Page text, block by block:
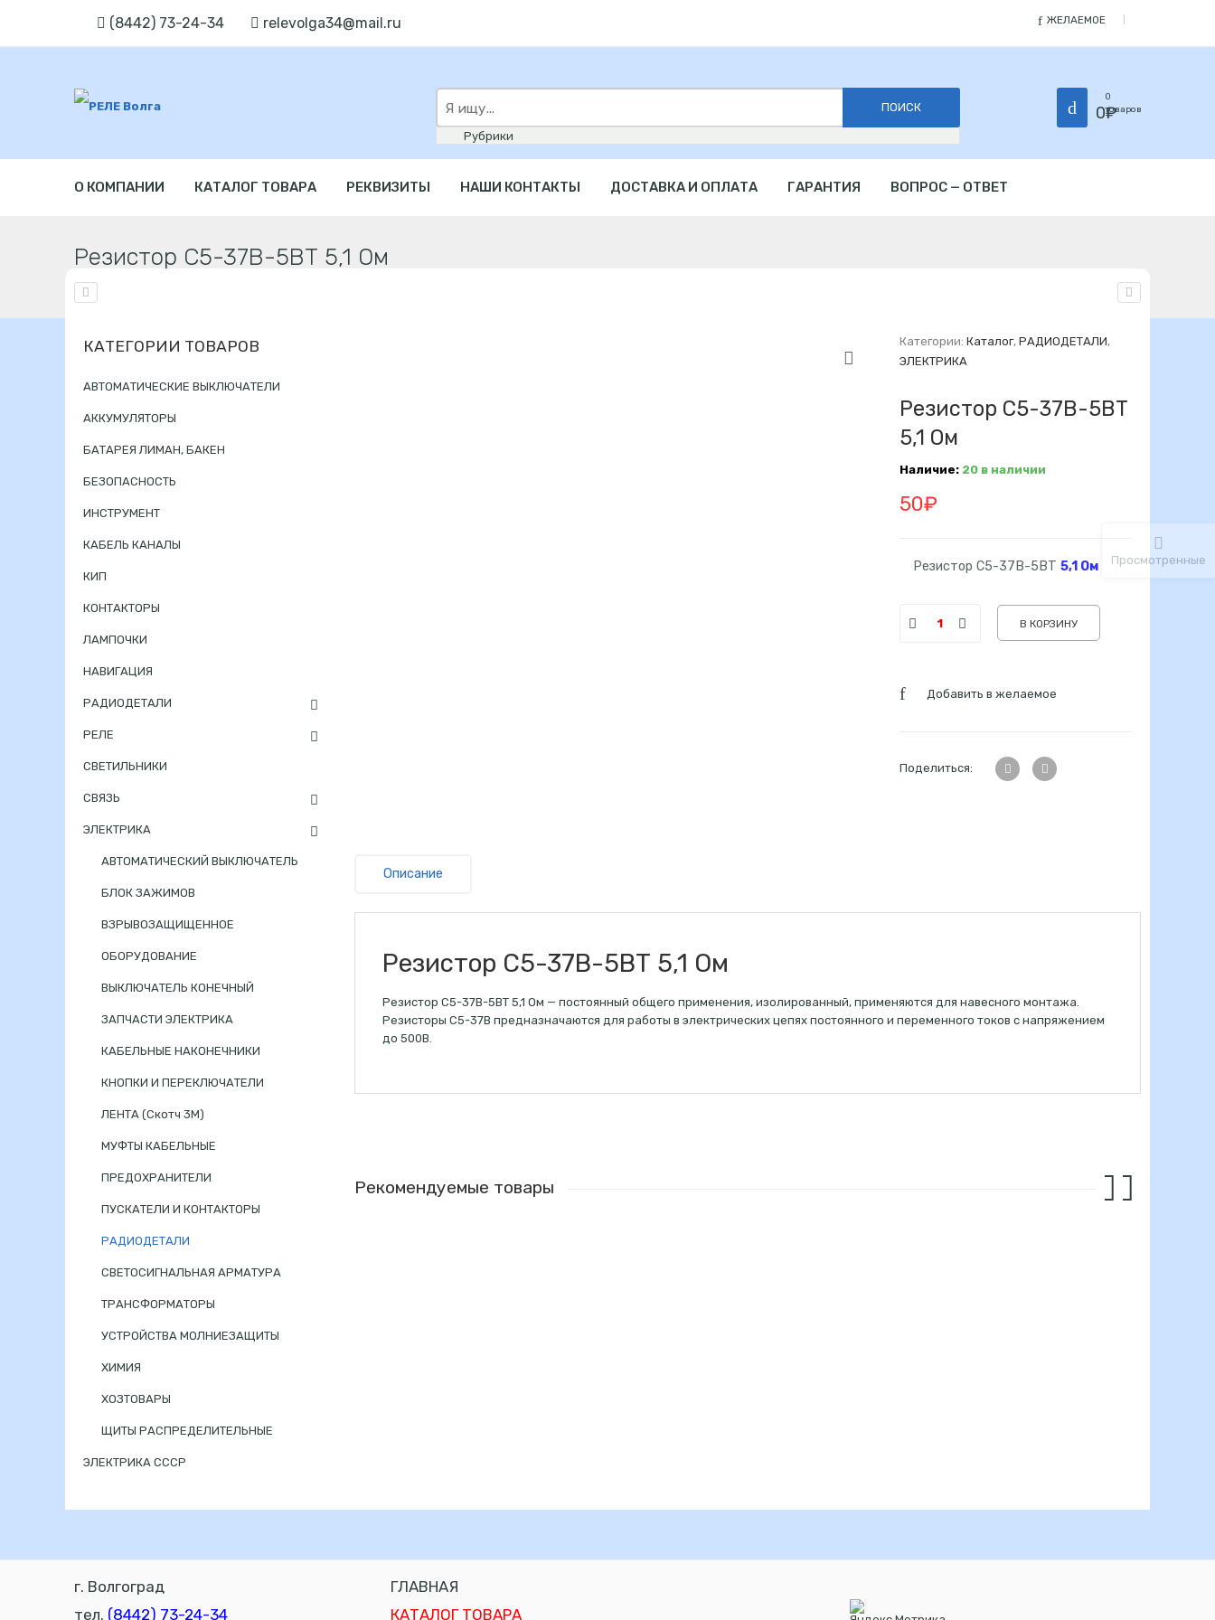
(8442) 73-24-34 relevolga34@mail.ru ЖЕЛАЕМОЕ
здесь
0
товаров
0₽
О КОМПАНИИ КАТАЛОГ ТОВАРА РЕКВИЗИТЫ НАШИ КОНТАКТЫ ДОСТАВКА И ОПЛАТА ГАРАНТИЯ ВОПРОС — ОТВЕТ
Резистор С5-37В-5ВТ 5,1 Ом
Главная
Категории:Каталог,РАДИОДЕТАЛИ,
ЭЛЕКТРИКА
Резистор С5-37В-5ВТ
5,1 Ом
Наличие: 20 в наличии
50₽
Резистор С5-37В-5ВТ5,1 Ом
В КОРЗИНУ
Добавить в желаемое
Поделиться:
Описание
Резистор С5-37В-5ВТ 5,1 Ом
Резистор С5-37В-5ВТ 5,1 Ом — постоянный общего применения, изолированный, применяются для навесного монтажа.
Резисторы C5-37B предназначаются для работы в электрических цепях постоянного и переменного токов с напряжением
до 500В.
Рекомендуемые товары
КАТЕГОРИИ ТОВАРОВ
АВТОМАТИЧЕСКИЕ ВЫКЛЮЧАТЕЛИ
АККУМУЛЯТОРЫ
БАТАРЕЯ ЛИМАН, БАКЕН
БЕЗОПАСНОСТЬ
ИНСТРУМЕНТ
КАБЕЛЬ КАНАЛЫ
КИП
КОНТАКТОРЫ
ЛАМПОЧКИ
НАВИГАЦИЯ
РАДИОДЕТАЛИ
РЕЛЕ
СВЕТИЛЬНИКИ
СВЯЗЬ
ЭЛЕКТРИКА
АВТОМАТИЧЕСКИЙ ВЫКЛЮЧАТЕЛЬ
БЛОК ЗАЖИМОВ
ВЗРЫВОЗАЩИЩЕННОЕ
ОБОРУДОВАНИЕ
ВЫКЛЮЧАТЕЛЬ КОНЕЧНЫЙ
ЗАПЧАСТИ ЭЛЕКТРИКА
КАБЕЛЬНЫЕ НАКОНЕЧНИКИ
КНОПКИ И ПЕРЕКЛЮЧАТЕЛИ
ЛЕНТА (Скотч 3М)
МУФТЫ КАБЕЛЬНЫЕ
ПРЕДОХРАНИТЕЛИ
ПУСКАТЕЛИ И КОНТАКТОРЫ
РАДИОДЕТАЛИ
СВЕТОСИГНАЛЬНАЯ АРМАТУРА
ТРАНСФОРМАТОРЫ
УСТРОЙСТВА МОЛНИЕЗАЩИТЫ
ХИМИЯ
ХОЗТОВАРЫ
ЩИТЫ РАСПРЕДЕЛИТЕЛЬНЫЕ
ЭЛЕКТРИКА СССР
г. Волгоград
тел. (8442) 73-24-34
ГЛАВНАЯ
КАТАЛОГ ТОВАРА
Просмотренные